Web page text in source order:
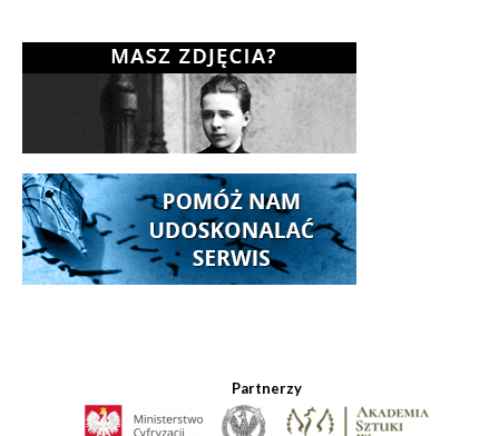
Partnerzy